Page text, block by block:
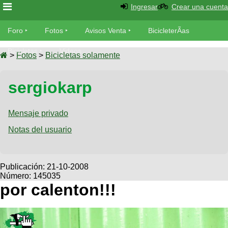
Foro
Foro
MecÃ¡nica
Fotos
SUBÃ
Galeria
Bicicletas
Viajes
Descenso
Dirt
Avisos
Ventas
SUBÃ
Buscar
Ultimos
Fotos
as
Bicicletas
Tandem
Videos
Cicloturismo
Ingresar Crear una cuenta
Foro Fotos Avisos Venta BicicleterÃ­as
Bicicletas Videos
> Fotos > Bicicletas solamente
sergiokarp
Mensaje privado
Notas del usuario
Publicación: 21-10-2008
Número: 145035
por calenton!!!